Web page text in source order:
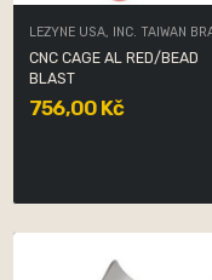
LEZYNE USA, INC. TAIWAN
CNC CAGE AL RED/BEAD
BLAST
756,00 Kč